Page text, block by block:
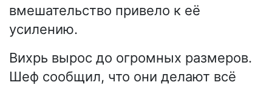
вмешательство привело к её
усилению.
Вихрь вырос до огромных размеров.
Шеф сообщил, что они делают всё